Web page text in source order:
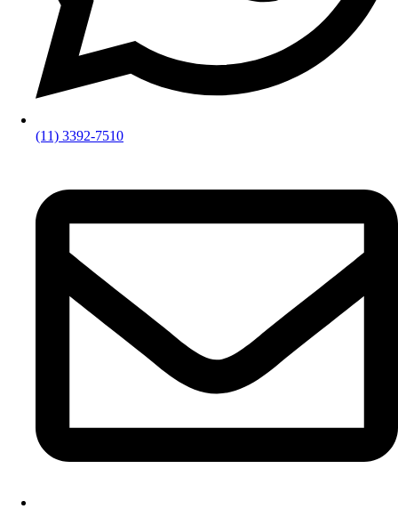
(11) 3392-7510